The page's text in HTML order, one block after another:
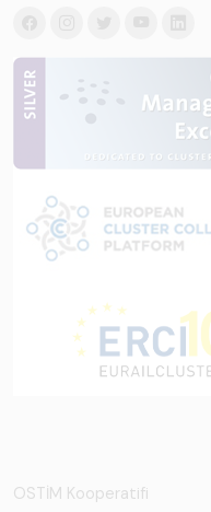
OSTİM Kooperatifi